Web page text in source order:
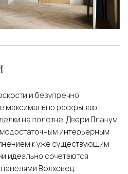
и безупречно
максимально раскрывают
на полотне. Двери Планум
интерьерным
к уже существующим
идеально сочетаются
Волховец.